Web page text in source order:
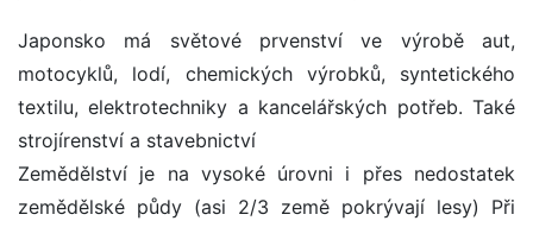
Japonsko má světové prvenství ve výrobě aut,
motocyklů, lodí, chemických výrobků, syntetického
textilu, elektrotechniky a kancelářských potřeb. Také
strojírenství a stavebnictví
Zemědělství je na vysoké úrovni i přes nedostatek
zemědělské půdy (asi 2/3 země pokrývají lesy) Při